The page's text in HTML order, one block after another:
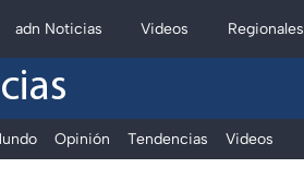
adn Noticias Videos Regionales
Opinión Tendencias Videos